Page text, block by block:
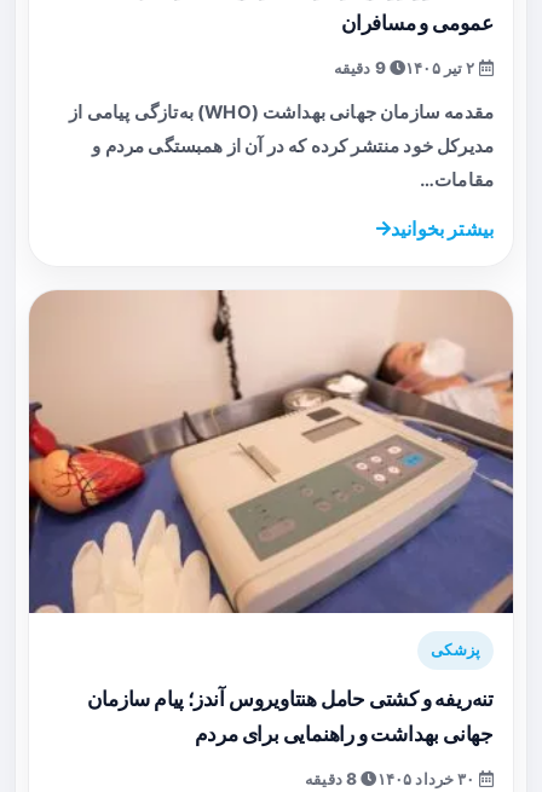
عمومی و مسافران
9 دقیقه
مقدمه سازمان جهانی بهداشت (WHO) به‌تازگی پیامی از
مدیرکل خود منتشر کرده که در آن از همبستگی مردم و
مقامات…
بیشتر بخوانید
پزشکی
تنه‌ریفه و کشتی حامل هنتاویروس آندز؛ پیام سازمان
جهانی بهداشت و راهنمایی برای مردم
8 دقیقه